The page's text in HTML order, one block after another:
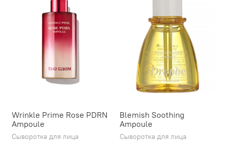
Wrinkle Prime Rose PDRN
Ampoule
Сыворотка для лица
Blemish Soothing
Ampoule
Сыворотка для лица